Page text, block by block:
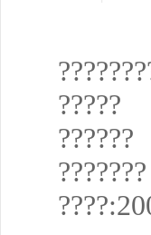
?????
??????
???????